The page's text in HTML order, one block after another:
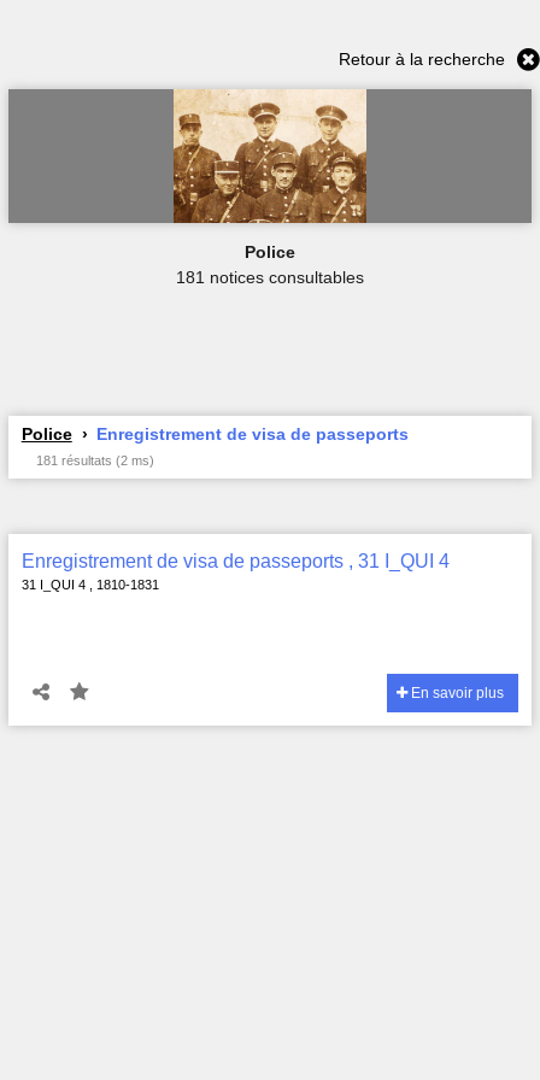
Retour à la recherche
Police
181 notices consultables
Police Enregistrement de visa de passeports
181 résultats (2 ms)
Enregistrement de visa de passeports , 31 I_QUI 4
31 I_QUI 4 , 1810-1831
En savoir plus